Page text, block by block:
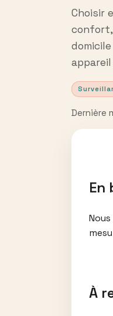
Choisir
confort,
Dernière
En
À